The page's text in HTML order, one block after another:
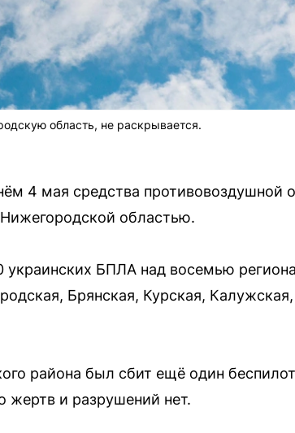
область, не раскрывается.
4 мая средства противовоздушной
областью.
БПЛА над восемью
Брянская, Курская,
района был сбит ещё один
жертв и разрушений нет.